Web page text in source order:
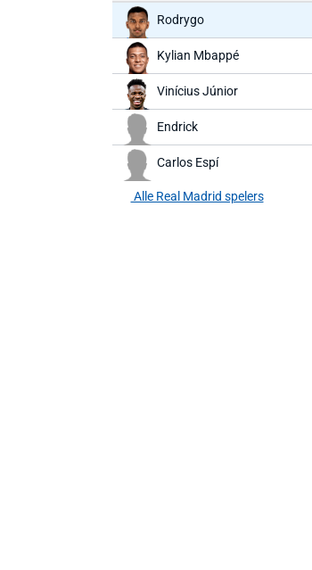
Rodrygo
Kylian Mbappé
Vinícius Júnior
Endrick
Carlos Espí
Alle Real Madrid spelers